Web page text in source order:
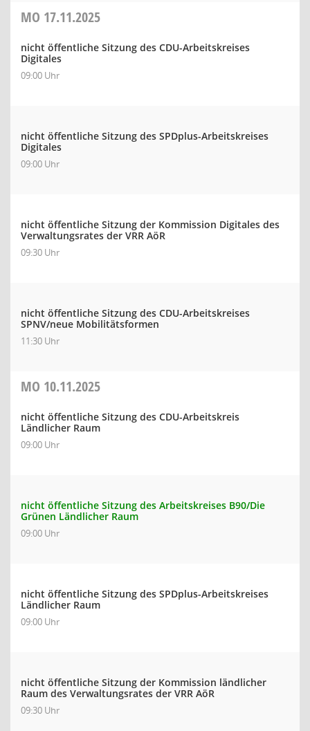
MO 17.11.2025
nicht öffentliche Sitzung des CDU-Arbeitskreises
Digitales
09:00 Uhr
nicht öffentliche Sitzung des SPDplus-Arbeitskreises
Digitales
09:00 Uhr
nicht öffentliche Sitzung der Kommission Digitales des
Verwaltungsrates der VRR AöR
09:30 Uhr
nicht öffentliche Sitzung des CDU-Arbeitskreises
SPNV/neue Mobilitätsformen
11:30 Uhr
MO 10.11.2025
nicht öffentliche Sitzung des CDU-Arbeitskreis
Ländlicher Raum
09:00 Uhr
nicht öffentliche Sitzung des Arbeitskreises B90/Die
Grünen Ländlicher Raum
09:00 Uhr
nicht öffentliche Sitzung des SPDplus-Arbeitskreises
Ländlicher Raum
09:00 Uhr
nicht öffentliche Sitzung der Kommission ländlicher
Raum des Verwaltungsrates der VRR AöR
09:30 Uhr